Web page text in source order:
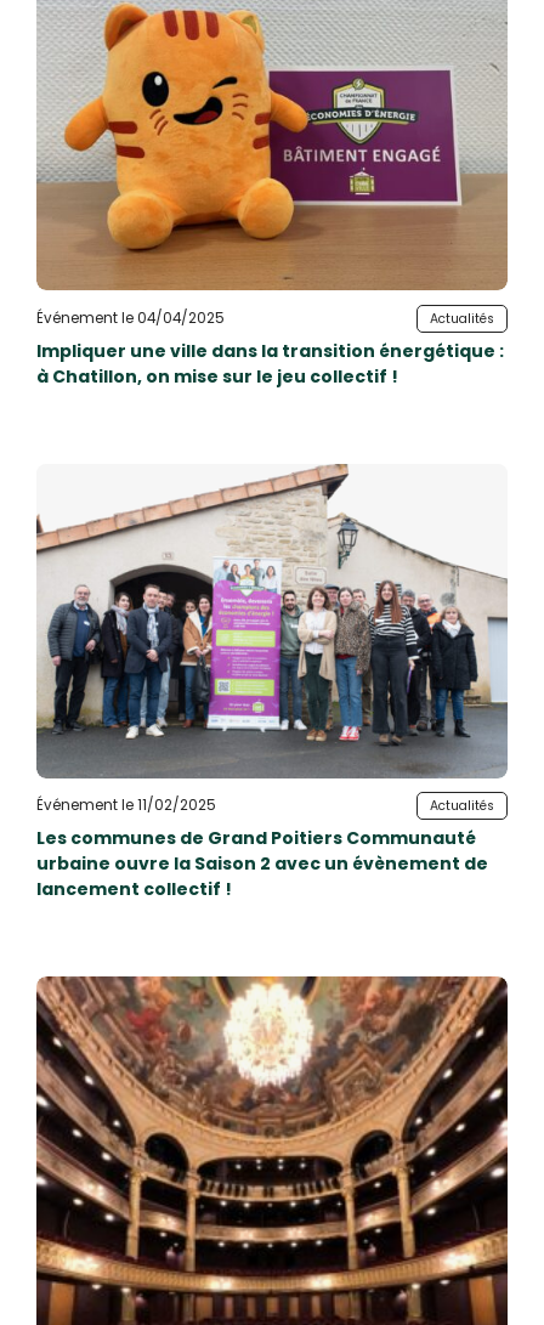
Événement le 04/04/2025 Actualités
Impliquer une ville dans la transition énergétique :
à Chatillon, on mise sur le jeu collectif !
Événement le 11/02/2025 Actualités
Les communes de Grand Poitiers Communauté
urbaine ouvre la Saison 2 avec un évènement de
lancement collectif !